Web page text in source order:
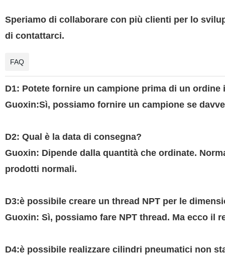
Speriamo di collaborare con più clienti per lo
di contattarci.
FAQ
D1: Potete fornire un campione prima di un ordine
Guoxin:Sì, possiamo fornire un campione se
D2: Qual è la data di consegna?
Guoxin: Dipende dalla quantità che ordinate.
prodotti normali.
D3:è possibile creare un thread NPT per le
Guoxin: Sì, possiamo fare NPT thread. Ma ecco il
D4:è possibile realizzare cilindri pneumatici non